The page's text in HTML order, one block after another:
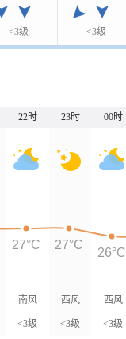
<3级 <3级
22时 23时 00时
南风
<3级
西风
<3级
西风
<3级
27°C 27°C
26°C